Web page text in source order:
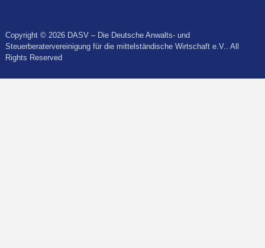
Copyright © 2026 DASV – Die Deutsche Anwalts- und
Steuerberatervereinigung für die mittelständische Wirtschaft e.V.. All
Rights Reserved